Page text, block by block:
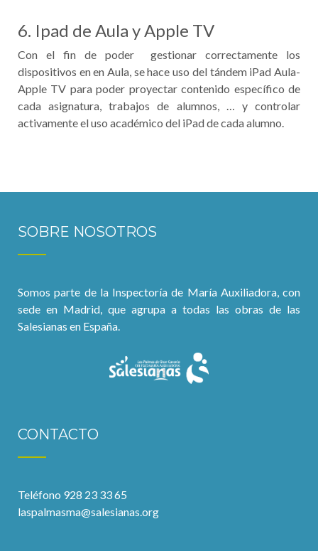
6. Ipad de Aula y Apple TV
Con el fin de poder gestionar correctamente los
dispositivos en en Aula, se hace uso del tándem iPad Aula-
Apple TV para poder proyectar contenido específico de
cada asignatura, trabajos de alumnos, … y controlar
activamente el uso académico del iPad de cada alumno.
SOBRE NOSOTROS
Somos parte de la Inspectoría de María Auxiliadora, con
sede en Madrid, que agrupa a todas las obras de las
Salesianas en España.
CONTACTO
Teléfono 928 23 33 65
laspalmasma@salesianas.org